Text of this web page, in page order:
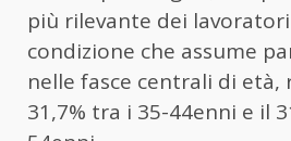
più rilevante dei
condizione che assume
nelle fasce centrali di età,
31,7% tra i 35-44enni e il